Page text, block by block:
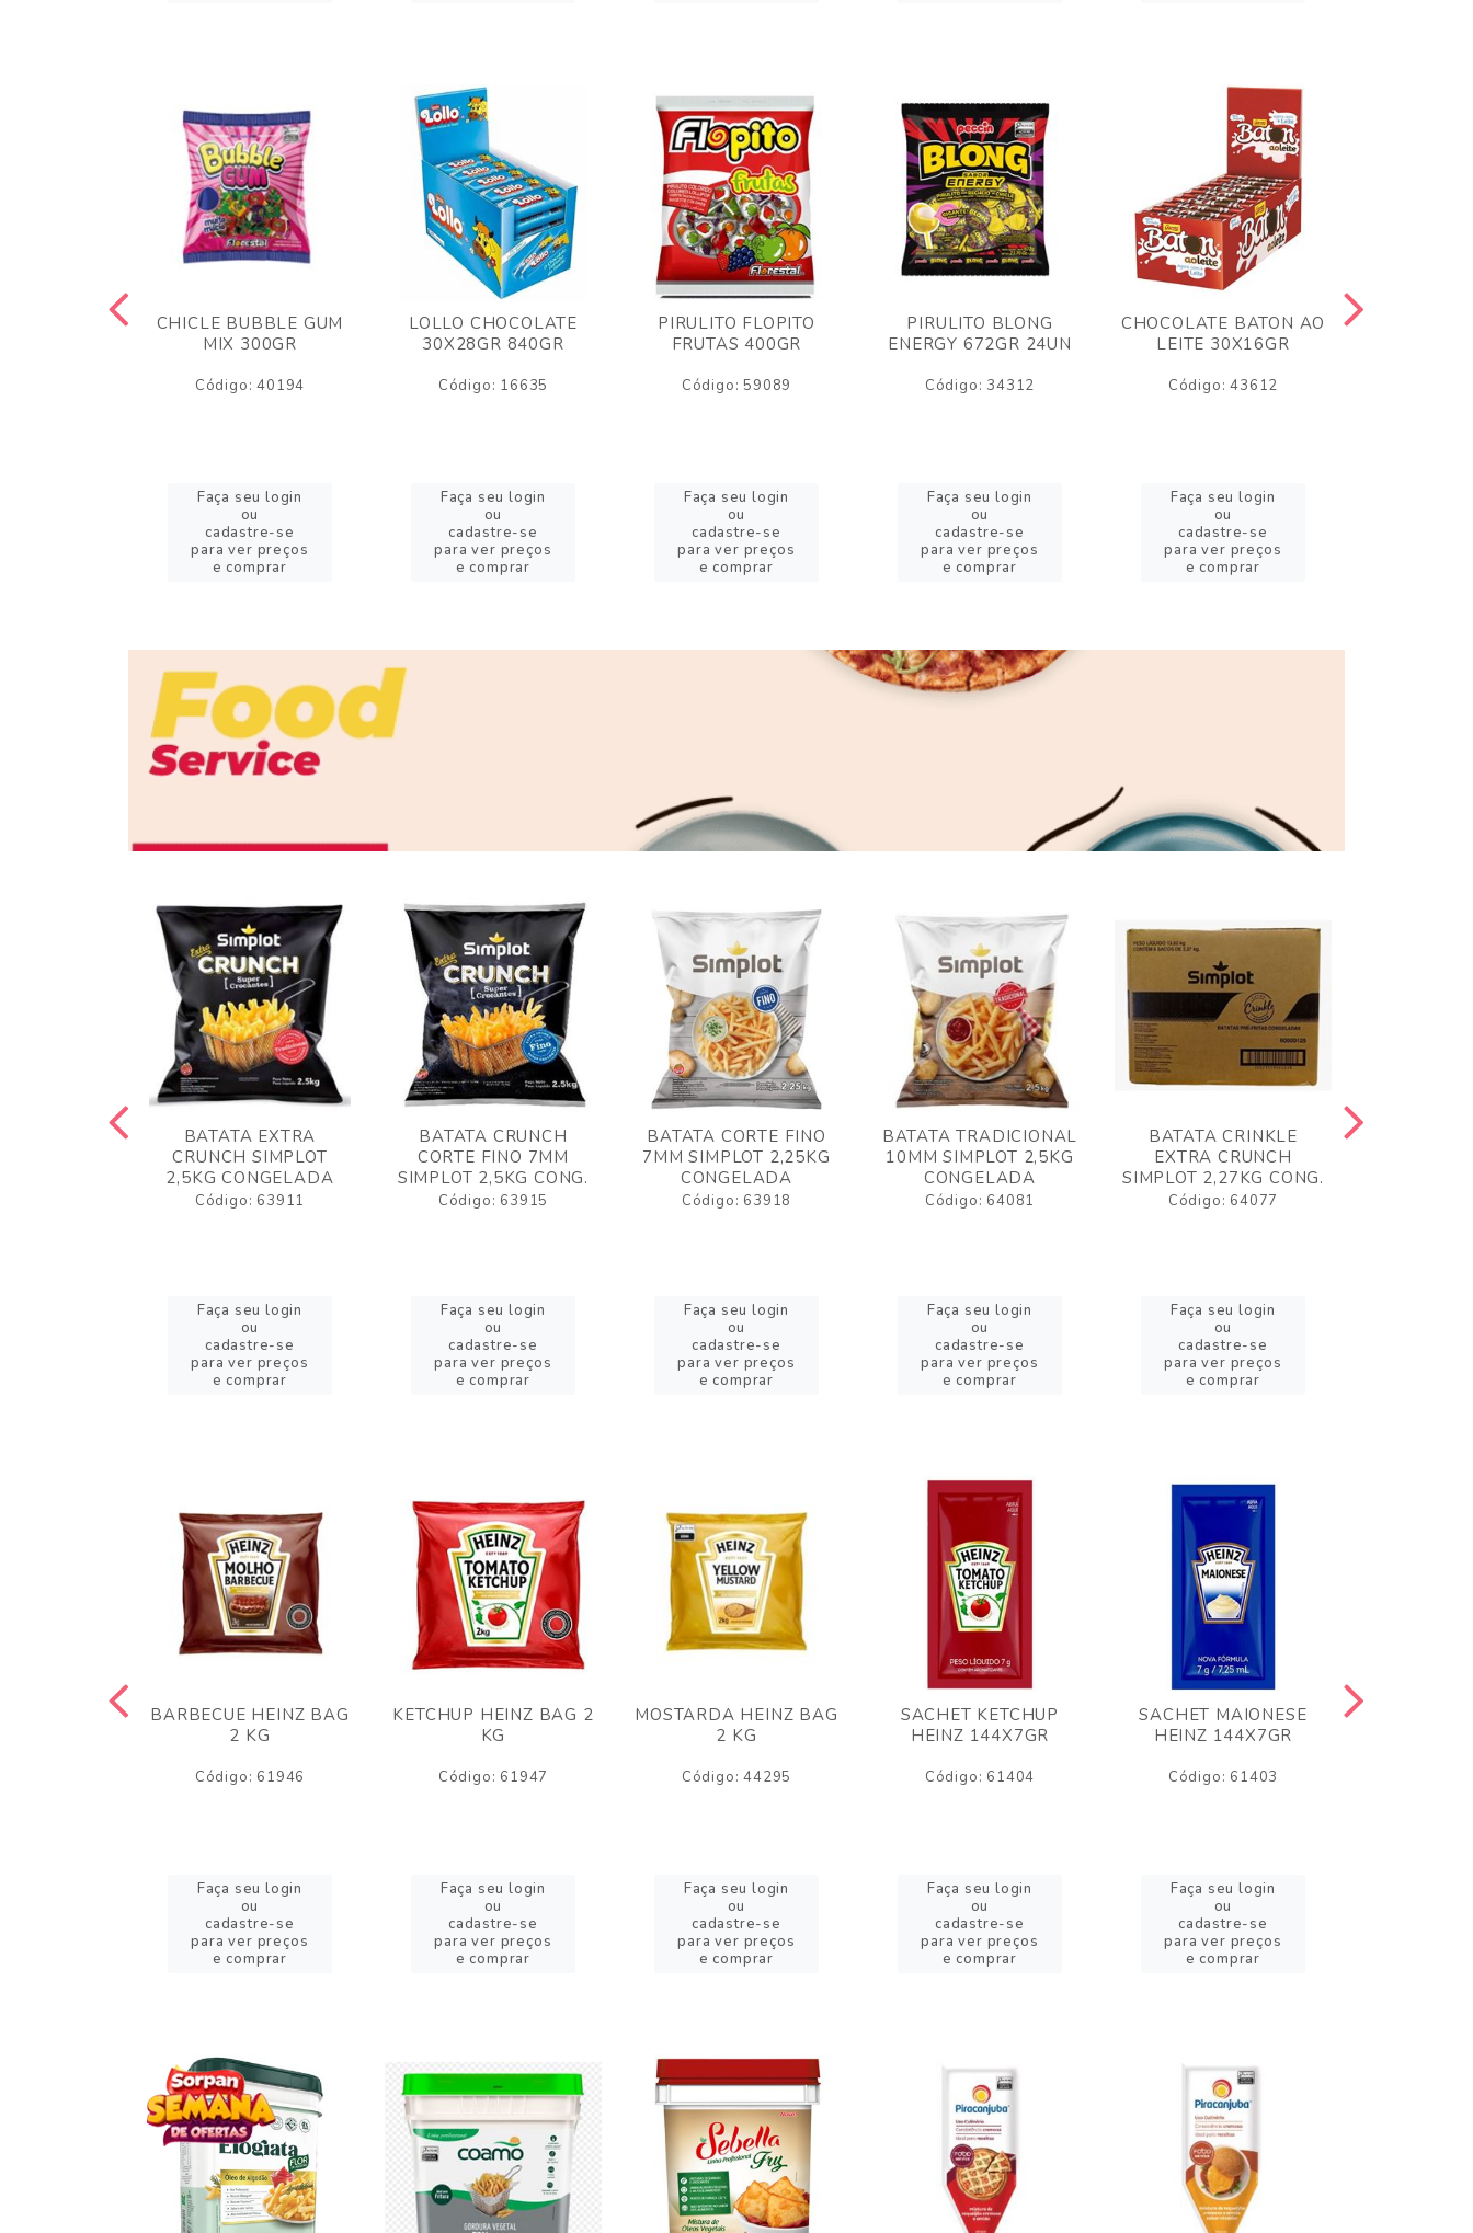
CHICLE BUBBLE GUM
MIX 300GR
Código: 40194
Faça seu login
ou
cadastre-se
para ver preços
e comprar
LOLLO CHOCOLATE
30X28GR 840GR
Código: 16635
Faça seu login
ou
cadastre-se
para ver preços
e comprar
PIRULITO FLOPITO
FRUTAS 400GR
Código: 59089
Faça seu login
ou
cadastre-se
para ver preços
e comprar
PIRULITO BLONG
ENERGY 672GR 24UN
Código: 34312
Faça seu login
ou
cadastre-se
para ver preços
e comprar
CHOCOLATE BATON AO
LEITE 30X16GR
Código: 43612
Faça seu login
ou
cadastre-se
para ver preços
e comprar
BATATA EXTRA
CRUNCH SIMPLOT
2,5KG CONGELADA
Código: 63911
Faça seu login
ou
cadastre-se
para ver preços
e comprar
BATATA CRUNCH
CORTE FINO 7MM
SIMPLOT 2,5KG CONG.
Código: 63915
Faça seu login
ou
cadastre-se
para ver preços
e comprar
BATATA CORTE FINO
7MM SIMPLOT 2,25KG
CONGELADA
Código: 63918
Faça seu login
ou
cadastre-se
para ver preços
e comprar
BATATA TRADICIONAL
10MM SIMPLOT 2,5KG
CONGELADA
Código: 64081
Faça seu login
ou
cadastre-se
para ver preços
e comprar
BATATA CRINKLE
EXTRA CRUNCH
SIMPLOT 2,27KG CONG.
Código: 64077
Faça seu login
ou
cadastre-se
para ver preços
e comprar
BARBECUE HEINZ BAG
2 KG
Código: 61946
Faça seu login
ou
cadastre-se
para ver preços
e comprar
KETCHUP HEINZ BAG 2
KG
Código: 61947
Faça seu login
ou
cadastre-se
para ver preços
e comprar
MOSTARDA HEINZ BAG
2 KG
Código: 44295
Faça seu login
ou
cadastre-se
para ver preços
e comprar
SACHET KETCHUP
HEINZ 144X7GR
Código: 61404
Faça seu login
ou
cadastre-se
para ver preços
e comprar
SACHET MAIONESE
HEINZ 144X7GR
Código: 61403
Faça seu login
ou
cadastre-se
para ver preços
e comprar